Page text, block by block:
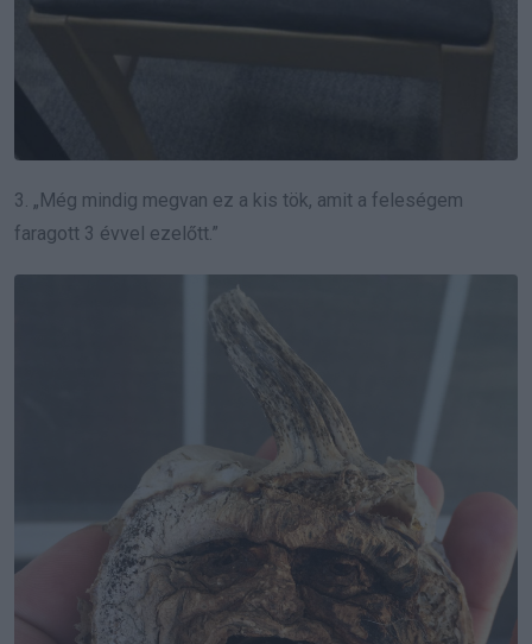
3. „Még mindig megvan ez a kis tök, amit a feleségem
faragott 3 évvel ezelőtt.”